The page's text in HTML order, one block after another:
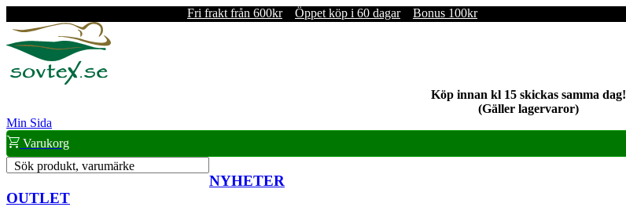
Fri frakt från 600kr Öppet köp i 60 dagar Bonus 100kr
Köp innan kl 15 skickas samma dag!
(Gäller lagervaror)
Min Sida
Varukorg
Sök produkt, varumärke
NYHETER
OUTLET